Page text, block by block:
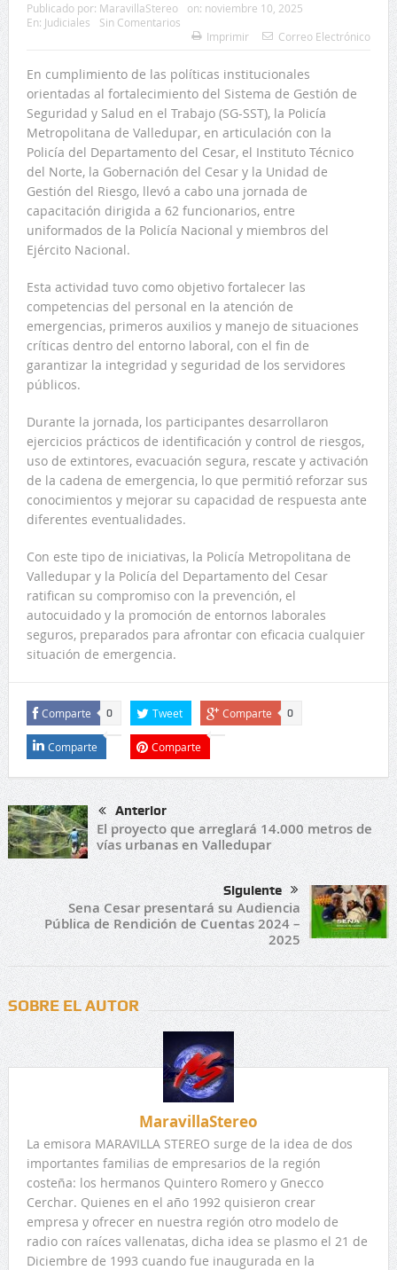
Publicado por: MaravillaStereo on: noviembre 10, 2025
En: Judiciales
Sin Comentarios
Imprimir
Correo Electrónico
En cumplimiento de las políticas institucionales
orientadas al fortalecimiento del Sistema de Gestión de
Seguridad y Salud en el Trabajo (SG-SST), la Policía
Metropolitana de Valledupar, en articulación con la
Policía del Departamento del Cesar, el Instituto Técnico
del Norte, la Gobernación del Cesar y la Unidad de
Gestión del Riesgo, llevó a cabo una jornada de
capacitación dirigida a 62 funcionarios, entre
uniformados de la Policía Nacional y miembros del
Ejército Nacional.
Esta actividad tuvo como objetivo fortalecer las
competencias del personal en la atención de
emergencias, primeros auxilios y manejo de situaciones
críticas dentro del entorno laboral, con el fin de
garantizar la integridad y seguridad de los servidores
públicos.
Durante la jornada, los participantes desarrollaron
ejercicios prácticos de identificación y control de riesgos,
uso de extintores, evacuación segura, rescate y activación
de la cadena de emergencia, lo que permitió reforzar sus
conocimientos y mejorar su capacidad de respuesta ante
diferentes eventualidades.
Con este tipo de iniciativas, la Policía Metropolitana de
Valledupar y la Policía del Departamento del Cesar
ratifican su compromiso con la prevención, el
autocuidado y la promoción de entornos laborales
seguros, preparados para afrontar con eficacia cualquier
situación de emergencia.
Comparte 0 Tweet Comparte 0
Comparte Comparte
Anterior
El proyecto que arreglará 14.000 metros de
vías urbanas en Valledupar
Siguiente
Sena Cesar presentará su Audiencia
Pública de Rendición de Cuentas 2024 –
2025
SOBRE EL AUTOR
MaravillaStereo
La emisora MARAVILLA STEREO surge de la idea de dos
importantes familias de empresarios de la región
costeña: los hermanos Quintero Romero y Gnecco
Cerchar. Quienes en el año 1992 quisieron crear
empresa y ofrecer en nuestra región otro modelo de
radio con raíces vallenatas, dicha idea se plasmo el 21 de
Diciembre de 1993 cuando fue inaugurada en la